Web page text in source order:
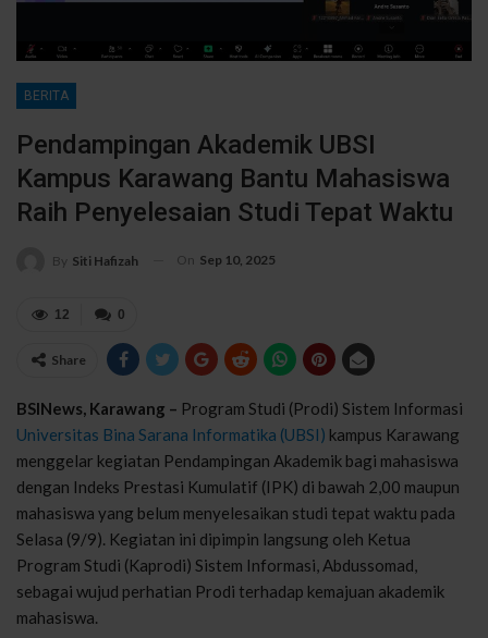
BERITA
Pendampingan Akademik UBSI
Kampus Karawang Bantu Mahasiswa
Raih Penyelesaian Studi Tepat Waktu
By Siti Hafizah On Sep 10, 2025
0
12
Share
BSINews, Karawang – Program Studi (Prodi) Sistem Informasi
Universitas Bina Sarana Informatika (UBSI) kampus Karawang
menggelar kegiatan Pendampingan Akademik bagi mahasiswa
dengan Indeks Prestasi Kumulatif (IPK) di bawah 2,00 maupun
mahasiswa yang belum menyelesaikan studi tepat waktu pada
Selasa (9/9). Kegiatan ini dipimpin langsung oleh Ketua
Program Studi (Kaprodi) Sistem Informasi, Abdussomad,
sebagai wujud perhatian Prodi terhadap kemajuan akademik
mahasiswa.